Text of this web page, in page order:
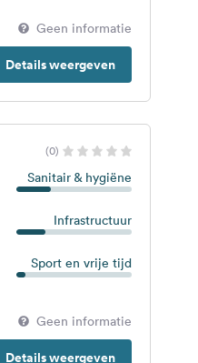
Geen informatie
Details weergeven
(0)
Sanitair & hygiëne
Infrastructuur
Sport en vrije tijd
Geen informatie
Details weergeven